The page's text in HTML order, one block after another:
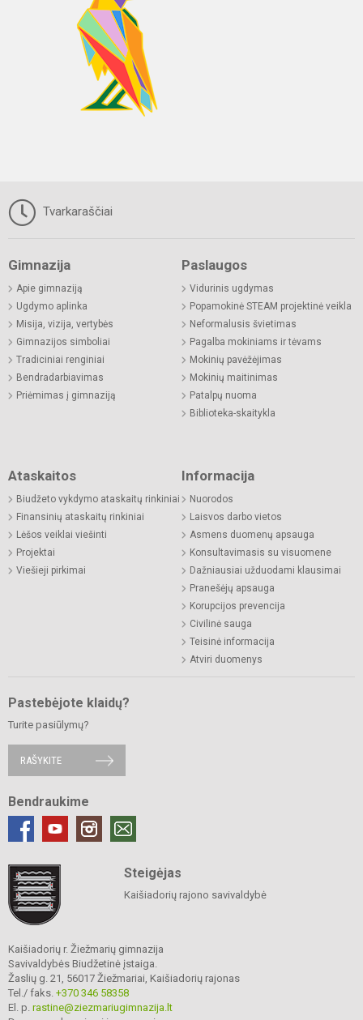
Tvarkaraščiai
Gimnazija
Apie gimnaziją
Ugdymo aplinka
Misija, vizija, vertybės
Gimnazijos simboliai
Tradiciniai renginiai
Bendradarbiavimas
Priėmimas į gimnaziją
Paslaugos
Vidurinis ugdymas
Popamokinė STEAM projektinė veikla
Neformalusis švietimas
Pagalba mokiniams ir tėvams
Mokinių pavėžėjimas
Mokinių maitinimas
Patalpų nuoma
Biblioteka-skaitykla
Ataskaitos
Biudžeto vykdymo ataskaitų rinkiniai
Finansinių ataskaitų rinkiniai
Lėšos veiklai viešinti
Projektai
Viešieji pirkimai
Informacija
Nuorodos
Laisvos darbo vietos
Asmens duomenų apsauga
Konsultavimasis su visuomene
Dažniausiai užduodami klausimai
Pranešėjų apsauga
Korupcijos prevencija
Civilinė sauga
Teisinė informacija
Atviri duomenys
Pastebėjote klaidų?
Turite pasiūlymų?
RAŠYKITE
Bendraukime
Steigėjas
Kaišiadorių rajono savivaldybė
Kaišiadorių r. Žiežmarių gimnazija
Savivaldybės Biudžetinė įstaiga.
Žaslių g. 21, 56017 Žiežmariai, Kaišiadorių rajonas
Tel./ faks. +370 346 58358
El. p. rastine@ziezmariugimnazija.lt